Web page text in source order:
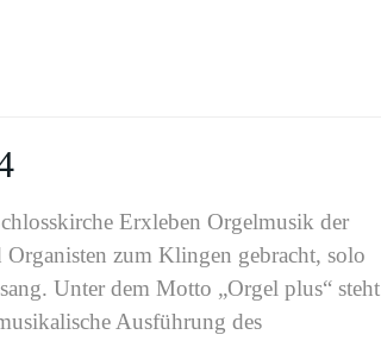
Erxleben Orgelmusik der
zum Klingen gebracht, solo
Unter dem Motto „Orgel plus“ steht
Ausführung des